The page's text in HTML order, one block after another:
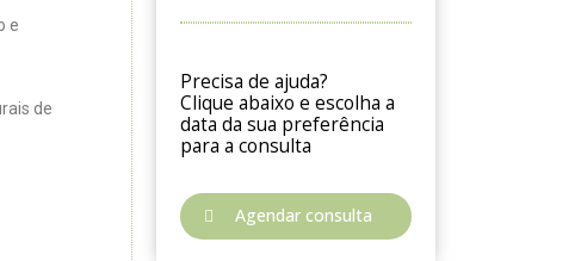
e
de
Precisa de ajuda?
Clique abaixo e escolha a
data da sua preferência
para a consulta
Agendar consulta